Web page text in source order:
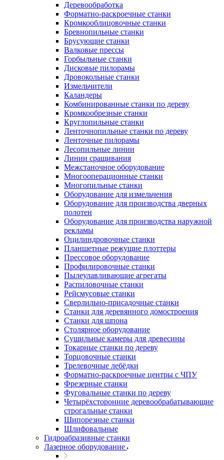
Деревообработка
Форматно-раскроечные станки
Кромкооблицовочные станки
Бревнопильные станки
Брусующие станки
Валковые прессы
Горбыльные станки
Дисковые пилорамы
Дровокольные станки
Измельчители
Каландеры
Комбинированные станки по дереву
Кромкообрезные станки
Круглопильные станки
Ленточнопильные станки по дереву
Ленточные пилорамы
Лесопильные линии
Линии сращивания
Межстаночное оборудование
Многооперационные станки
Многопильные станки
Оборудование для измельчения
Оборудование для производства дверных
полотен
Оборудование для производства наружной
рекламы
Оцилиндровочные станки
Планшетные режущие плоттеры
Прессовое оборудование
Профилировочные станки
Пылеулавливающие агрегаты
Распиловочные станки
Рейсмусовые станки
Сверлильно-присадочные станки
Станки для деревянного домостроения
Станки для шпона
Столярное оборудование
Сушильные камеры для древесины
Токарные станки по дереву
Торцовочные станки
Трелевочные лебёдки
Форматно-раскроечные центры с ЧПУ
Фрезерные станки
Фуговальные станки по дереву
Четырёхсторонние деревообрабатывающие
строгальные станки
Шипорезные станки
Шлифовальные
Гидроабразивные станки
Лазерное оборудование